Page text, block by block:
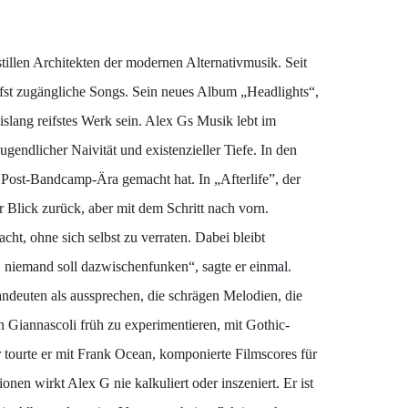
Architekten der modernen Alternativmusik. Seit
zugängliche Songs. Sein neues Album „Headlights“,
reifstes Werk sein. Alex Gs Musik lebt im
Naivität und existenzieller Tiefe. In den
Bandcamp-Ära gemacht hat. In „Afterlife”, der
Blick zurück, aber mit dem Schritt nach vorn.
ohne sich selbst zu verraten. Dabei bleibt
soll dazwischenfunken“, sagte er einmal.
als aussprechen, die schrägen Melodien, die
Giannascoli früh zu experimentieren, mit Gothic-
er mit Frank Ocean, komponierte Filmscores für
wirkt Alex G nie kalkuliert oder inszeniert. Er ist